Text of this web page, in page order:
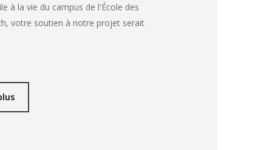
à la vie du campus de l'École des
votre soutien à notre projet serait